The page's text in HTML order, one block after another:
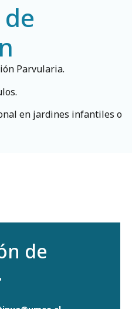
Parvularia.
en jardines infantiles o
de